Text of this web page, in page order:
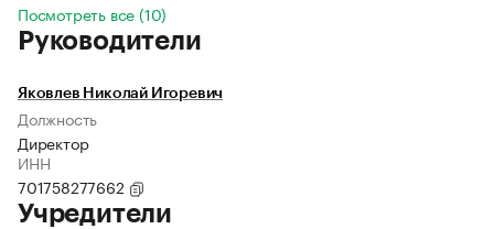
Посмотреть все (10)
Руководители
Яковлев Николай Игоревич
Должность
Директор
ИНН
701758277662
Учредители